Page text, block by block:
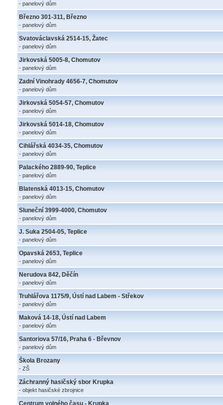
- panelový dům
Březno 301-311, Březno
- panelový dům
Svatováclavská 2514-15, Žatec
- panelový dům
Jirkovská 5005-8, Chomutov
- panelový dům
Zadní Vinohrady 4656-7, Chomutov
- panelový dům
Jirkovská 5054-57, Chomutov
- panelový dům
Jirkovská 5014-18, Chomutov
- panelový dům
Cihlářská 4034-35, Chomutov
- panelový dům
Palackého 2889-90, Teplice
- panelový dům
Blatenská 4013-15, Chomutov
- panelový dům
Sluneční 3999-4000, Chomutov
- panelový dům
J. Suka 2504-05, Teplice
- panelový dům
Opavská 2653, Teplice
- panelový dům
Nerudova 842, Děčín
- panelový dům
Truhlářova 1175/9, Ústí nad Labem - Střekov
- panelový dům
Maková 14-18, Ústí nad Labem
- panelový dům
Santoriova 57/16, Praha 6 - Břevnov
- panelový dům
Škola Brozany
- ZŠ
Záchranný hasičský sbor Krupka
- objekt hasičské zbrojnice
Centrum volného času - Krupka